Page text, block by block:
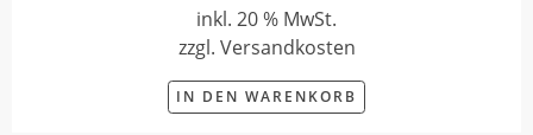
inkl. 20 % MwSt.
zzgl. Versandkosten
IN DEN WARENKORB